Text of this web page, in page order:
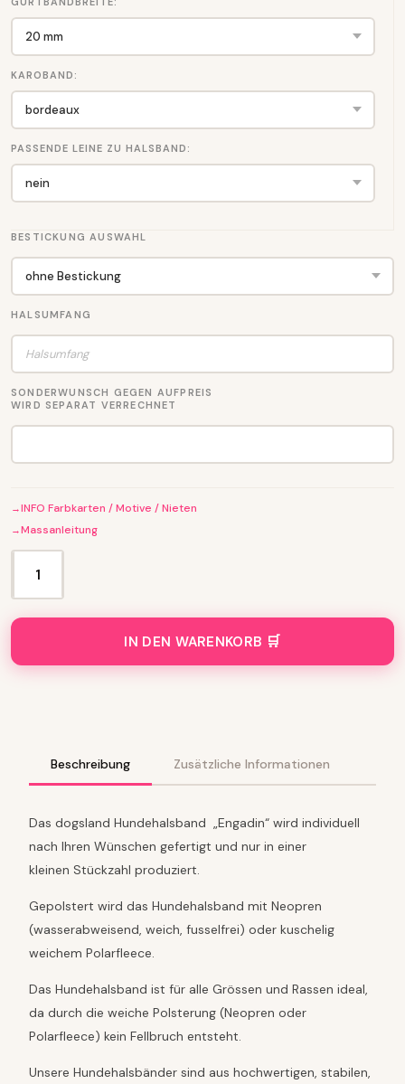
KAROBAND:
PASSENDE LEINE ZU HALSBAND:
BESTICKUNG AUSWAHL
HALSUMFANG
SONDERWUNSCH GEGEN AUFPREIS
WIRD SEPARAT VERRECHNET
INFO Farbkarten / Motive / Nieten
Massanleitung
A
L
B
IN DEN WARENKORB
Beschreibung Zusätzliche Informationen
Das dogsland Hundehalsband „Engadin“ wird individuell
nach Ihren Wünschen gefertigt und nur in einer
kleinen Stückzahl produziert.
Gepolstert wird das Hundehalsband mit Neopren
(wasserabweisend, weich, fusselfrei) oder kuschelig
weichem Polarfleece.
Das Hundehalsband ist für alle Grössen und Rassen ideal,
da durch die weiche Polsterung (Neopren oder
Polarfleece) kein Fellbruch entsteht.
Unsere Hundehalsbänder sind aus hochwertigen, stabilen,